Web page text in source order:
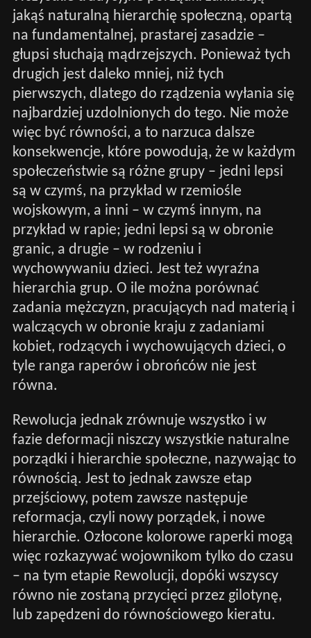
jakąś naturalną hierarchię społeczną, opartą
na fundamentalnej, prastarej zasadzie –
głupsi słuchają mądrzejszych. Ponieważ tych
drugich jest daleko mniej, niż tych
pierwszych, dlatego do rządzenia wyłania się
najbardziej uzdolnionych do tego. Nie może
więc być równości, a to narzuca dalsze
konsekwencje, które powodują, że w każdym
społeczeństwie są różne grupy – jedni lepsi
są w czymś, na przykład w rzemiośle
wojskowym, a inni – w czymś innym, na
przykład w rapie; jedni lepsi są w obronie
granic, a drugie – w rodzeniu i
wychowywaniu dzieci. Jest też wyraźna
hierarchia grup. O ile można porównać
zadania mężczyzn, pracujących nad materią i
walczących w obronie kraju z zadaniami
kobiet, rodzących i wychowujących dzieci, o
tyle ranga raperów i obrońców nie jest
równa.
Rewolucja jednak zrównuje wszystko i w
fazie deformacji niszczy wszystkie naturalne
porządki i hierarchie społeczne, nazywając to
równością. Jest to jednak zawsze etap
przejściowy, potem zawsze następuje
reformacja, czyli nowy porządek, i nowe
hierarchie. Ozłocone kolorowe raperki mogą
więc rozkazywać wojownikom tylko do czasu
– na tym etapie Rewolucji, dopóki wszyscy
równo nie zostaną przycięci przez gilotynę,
lub zapędzeni do równościowego kieratu.